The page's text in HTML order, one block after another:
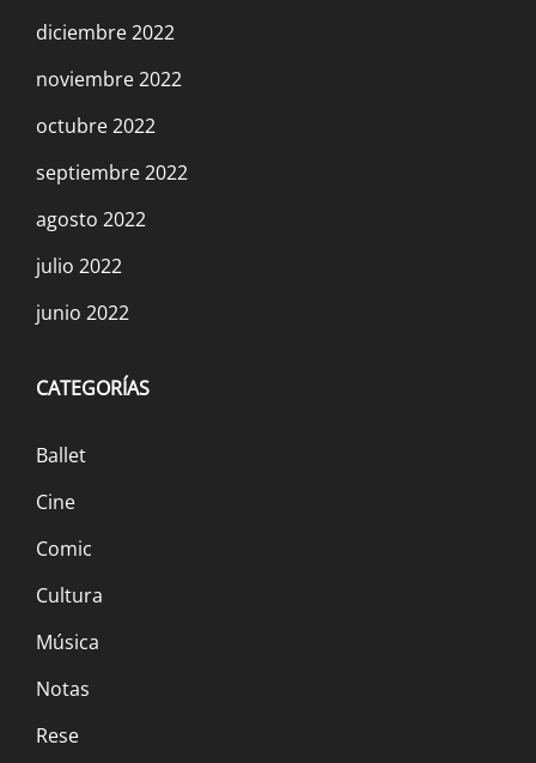
diciembre 2022
noviembre 2022
octubre 2022
septiembre 2022
agosto 2022
julio 2022
junio 2022
CATEGORÍAS
Ballet
Cine
Comic
Cultura
Música
Notas
Rese